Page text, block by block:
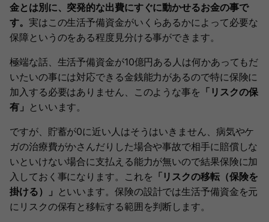
金とは別に、突発的な出費にすぐに動かせるお金の事で
す。 実はこの生活予備資金がいくらあるかによって必要な
保障というのをある程度見分ける事ができます。
極端な話、生活予備資金が10億円ある人は何かあってもだ
いたいの事には対応できる金銭能力があるので特に保険に
加入する必要はありません、このような事を 「リスクの保
有」 といいます。
ですが、貯蓄が0に近い人はそうはいきません、病気やケ
ガの治療費がかさんだりした場合や事故で相手に賠償しな
いといけない場合に支払える能力が無いので結果保険に加
入しておく事になります。これを 「リスクの移転（保険を
掛ける）」 といいます。保険の設計では生活予備資金を元
にリスクの保有と移転する範囲を判断します。